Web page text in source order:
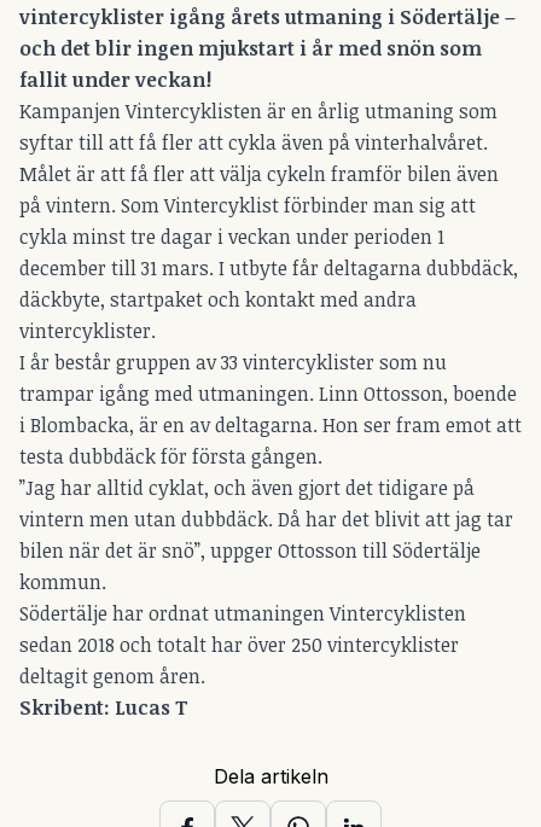
vintercyklister igång årets utmaning i Södertälje –
och det blir ingen mjukstart i år med snön som
fallit under veckan!
Kampanjen Vintercyklisten är en årlig utmaning som
syftar till att få fler att cykla även på vinterhalvåret.
Målet är att få fler att välja cykeln framför bilen även
på vintern. Som Vintercyklist förbinder man sig att
cykla minst tre dagar i veckan under perioden 1
december till 31 mars. I utbyte får deltagarna dubbdäck,
däckbyte, startpaket och kontakt med andra
vintercyklister.
I år består gruppen av 33 vintercyklister som nu
trampar igång med utmaningen. Linn Ottosson, boende
i Blombacka, är en av deltagarna. Hon ser fram emot att
testa dubbdäck för första gången.
”Jag har alltid cyklat, och även gjort det tidigare på
vintern men utan dubbdäck. Då har det blivit att jag tar
bilen när det är snö”, uppger Ottosson till Södertälje
kommun.
Södertälje har ordnat utmaningen Vintercyklisten
sedan 2018 och totalt har över 250 vintercyklister
deltagit genom åren.
Skribent: Lucas T
Dela artikeln